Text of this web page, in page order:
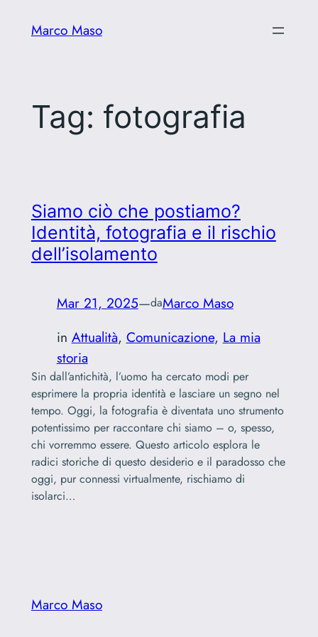
Marco Maso
Tag: fotografia
Siamo ciò che postiamo?
Identità, fotografia e il rischio
dell’isolamento
Mar 21, 2025—daMarco Maso
in Attualità, Comunicazione, La mia
storia
Sin dall’antichità, l’uomo ha cercato modi per
esprimere la propria identità e lasciare un segno nel
tempo. Oggi, la fotografia è diventata uno strumento
potentissimo per raccontare chi siamo – o, spesso,
chi vorremmo essere. Questo articolo esplora le
radici storiche di questo desiderio e il paradosso che
oggi, pur connessi virtualmente, rischiamo di
isolarci…
Marco Maso